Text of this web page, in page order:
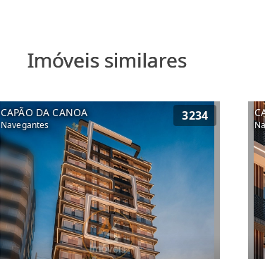
Imóveis similares
CAPÃO DA CANOA
Navegantes
3234